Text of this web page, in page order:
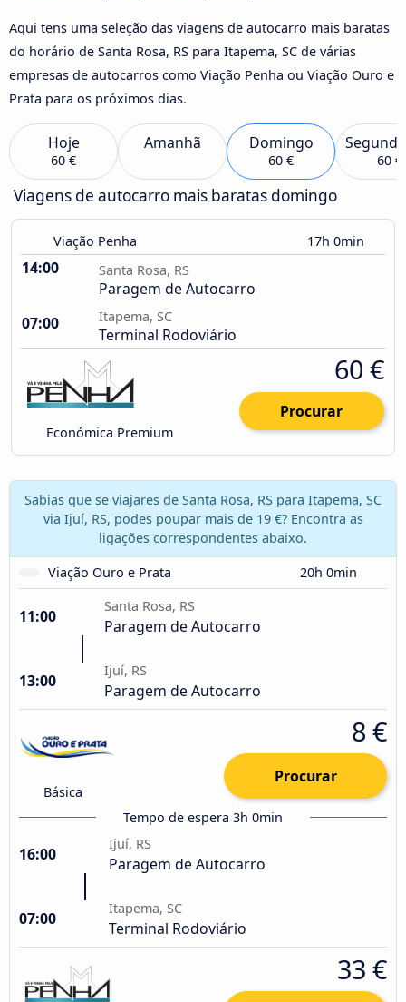
Aqui tens uma seleção das viagens de autocarro mais baratas
do horário de Santa Rosa, RS para Itapema, SC de várias
empresas de autocarros como Viação Penha ou Viação Ouro e
Prata para os próximos dias.
Hoje
60 €
Amanhã Domingo
60 € 60 €
Viagens de autocarro mais baratas domingo
Viação Penha 17h 0min
14:00 Santa Rosa, RS
Paragem de Autocarro
07:00
Itapema, SC
Terminal Rodoviário
Económica Premium
60 €
Procurar
Sabias que se viajares de Santa Rosa, RS para Itapema, SC
via Ijuí, RS, podes poupar mais de 19 €? Encontra as
ligações correspondentes abaixo.
Viação Ouro e Prata
20h 0min
11:00
Santa Rosa, RS
Paragem de Autocarro
13:00
Ijuí, RS
Paragem de Autocarro
Básica
8 €
Procurar
Tempo de espera 3h 0min
16:00
Ijuí, RS
Paragem de Autocarro
07:00
Itapema, SC
Terminal Rodoviário
33 €